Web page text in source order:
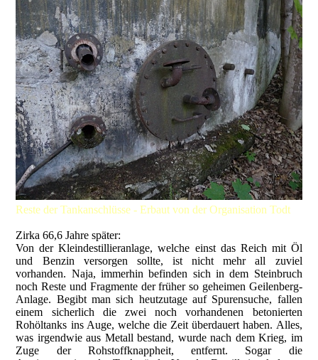
Reste der Tankanschlüsse - Erbaut von der Organisation Todt
Zirka 66,6 Jahre später:
Von der Kleindestillieranlage, welche einst das Reich mit Öl
und Benzin versorgen sollte, ist nicht mehr all zuviel
vorhanden. Naja, immerhin befinden sich in dem Steinbruch
noch Reste und Fragmente der früher so geheimen Geilenberg-
Anlage. Begibt man sich heutzutage auf Spurensuche, fallen
einem sicherlich die zwei noch vorhandenen betonierten
Rohöltanks ins Auge, welche die Zeit überdauert haben. Alles,
was irgendwie aus Metall bestand, wurde nach dem Krieg, im
Zuge der Rohstoffknappheit, entfernt. Sogar die